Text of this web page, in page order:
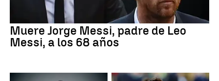
Muere Jorge Messi, padre de Leo
Messi, a los 68 años